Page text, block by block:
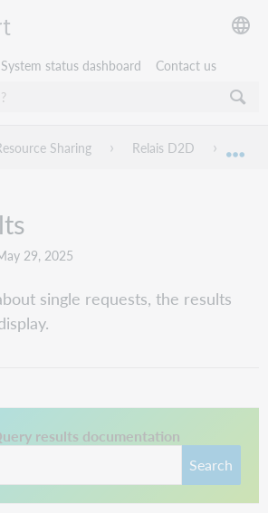
System status dashboard Contact us
expandieren/verbergen
Sharing Relais D2D For
29, 2025
single requests, the results
results documentation
Search
tab.